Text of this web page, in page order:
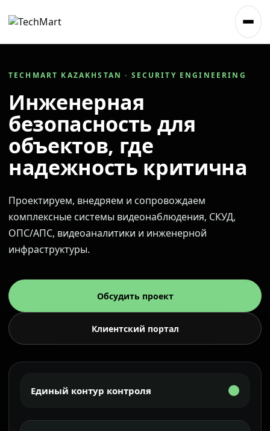
TECHMART KAZAKHSTAN · SECURITY ENGINEERING
Инженерная
безопасность для
объектов, где
надежность критична
Проектируем, внедряем и сопровождаем
комплексные системы видеонаблюдения, СКУД,
ОПС/АПС, видеоаналитики и инженерной
инфраструктуры.
Обсудить проект
Клиентский портал
Единый контур контроля